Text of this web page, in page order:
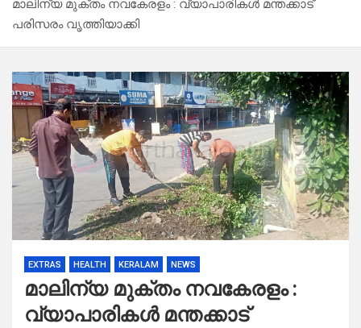
മാലിന്യ മുക്തം നവകേരളം : വ്യാപാരികൾ മന്തക്കാട്
പരിസരം വൃത്തിയാക്കി
EXTRAS HEALTH KERALAM NEWS
മാലിന്യ മുക്തം നവകേരളം :
വ്യാപാരികൾ മന്തക്കാട്